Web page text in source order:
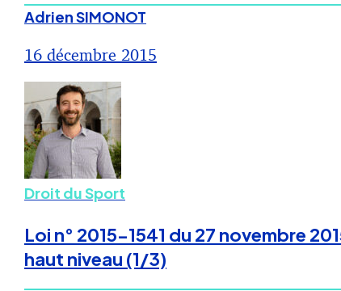
Adrien SIMONOT
16 décembre 2015
Droit du Sport
Loi n° 2015-1541 du 27 novembre
haut niveau (1/3)